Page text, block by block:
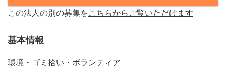
この法人の別の募集をこちらからご覧いただけます
基本情報
環境・ゴミ拾い・ボランティア